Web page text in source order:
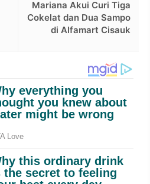
Mariana Akui Curi Tiga
Cokelat dan Dua Sampo
di Alfamart Cisauk